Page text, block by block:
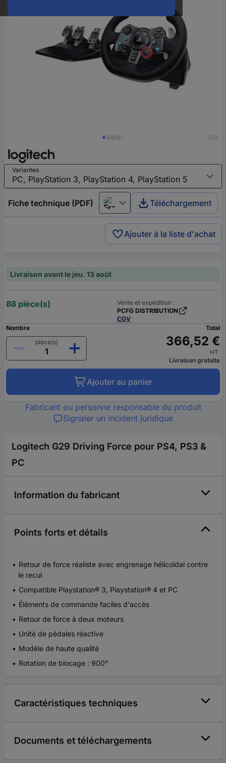
1/13
Variantes
Fiche technique (PDF) Français Téléchargement
Ajouter à la liste d'achat
Livraison avant le jeu. 13 août
88 pièce(s)
Vente et expédition :
PCFG DISTRIBUTION
CGV
Nombre
pièce(s)
Total
366,52 €
HT
Livraison gratuite
Ajouter au panier
Fabricant ou personne responsable du produit
Signaler un incident juridique
Logitech G29 Driving Force pour PS4, PS3 &
PC
Information du fabricant
Points forts et détails
Retour de force réaliste avec engrenage hélicoïdal contre
le recul
Compatible Playstation® 3, Playstation® 4 et PC
Éléments de commande faciles d'accès
Retour de force à deux moteurs
Unité de pédales réactive
Modèle de haute qualité
Rotation de blocage : 900°
Caractéristiques techniques
Documents et téléchargements